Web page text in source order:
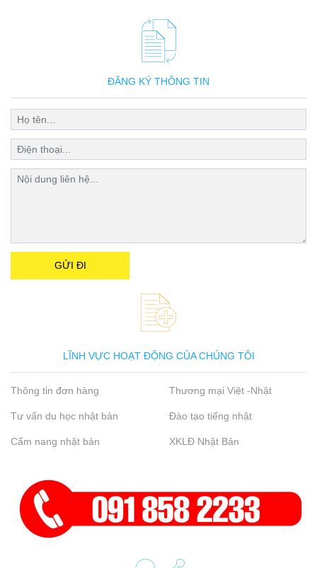
ĐĂNG KÝ THÔNG TIN
LĨNH VỰC HOẠT ĐỘNG CỦA CHÚNG TÔI
Thông tin đơn hàng Thương mại Việt -Nhật
Tư vấn du học nhật bản Đào tạo tiếng nhật
Cẩm nang nhật bản XKLĐ Nhật Bản